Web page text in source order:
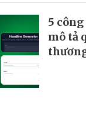
5 công
mô tả